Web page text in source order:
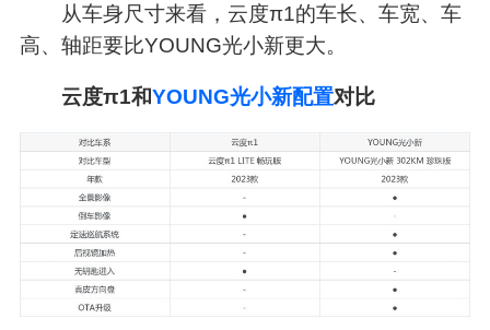
从车身尺寸来看，云度π1的车长、车宽、车
高、轴距要比YOUNG光小新更大。
云度π1和YOUNG光小新配置对比